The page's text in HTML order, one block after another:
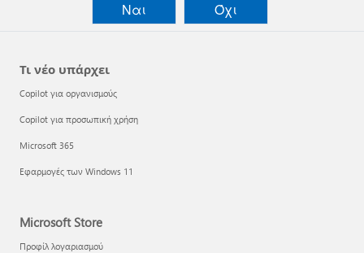
Ναι
Όχι
Τι νέο υπάρχει
Copilot για οργανισμούς
Copilot για προσωπική χρήση
Microsoft 365
Εφαρμογές των Windows 11
Microsoft Store
Προφίλ λογαριασμού